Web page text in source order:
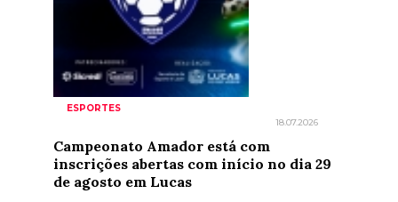
ESPORTES
18.07.2026
Campeonato Amador está com
inscrições abertas com início no dia 29
de agosto em Lucas